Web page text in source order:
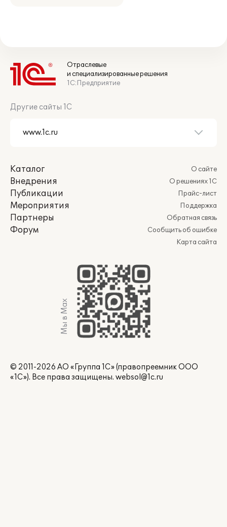
Отраслевые
и специализированные решения
1С:Предприятие
Другие сайты 1С
Каталог
Внедрения
Публикации
Мероприятия
Партнеры
Форум
О сайте
О решениях 1С
Прайс-лист
Поддержка
Обратная связь
Сообщить об ошибке
Карта сайта
Мы в Max
© 2011-2026 АО «Группа 1С» (правопреемник ООО
«1С»). Все права защищены. websol@1c.ru